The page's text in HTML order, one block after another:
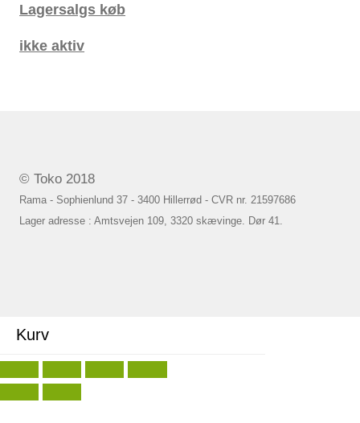
Lagersalgs køb
ikke aktiv
© Toko 2018
Rama - Sophienlund 37 - 3400 Hillerrød - CVR nr. 21597686
Lager adresse : Amtsvejen 109, 3320 skævinge. Dør 41.
Kurv